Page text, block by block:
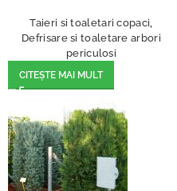
Taieri si toaletari copaci,
Defrisare si toaletare arbori
periculosi
CITEȘTE MAI MULT